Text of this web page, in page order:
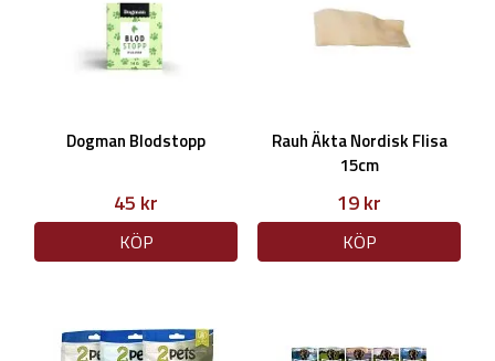
Dogman Blodstopp
45 kr
KÖP
Rauh Äkta Nordisk Flisa
15cm
19 kr
KÖP